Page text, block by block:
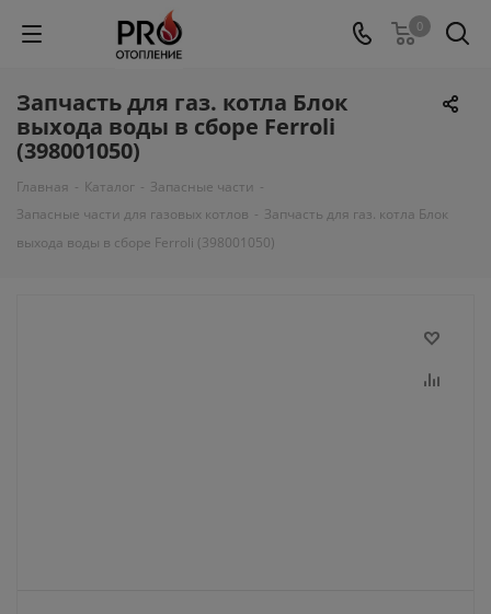
0
Запчасть для газ. котла Блок
выхода воды в сборе Ferroli
(398001050)
Главная - Каталог - Запасные части -
Запасные части для газовых котлов - Запчасть для газ. котла Блок
выхода воды в сборе Ferroli (398001050)